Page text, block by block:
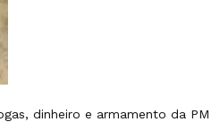
dinheiro e armamento da PM